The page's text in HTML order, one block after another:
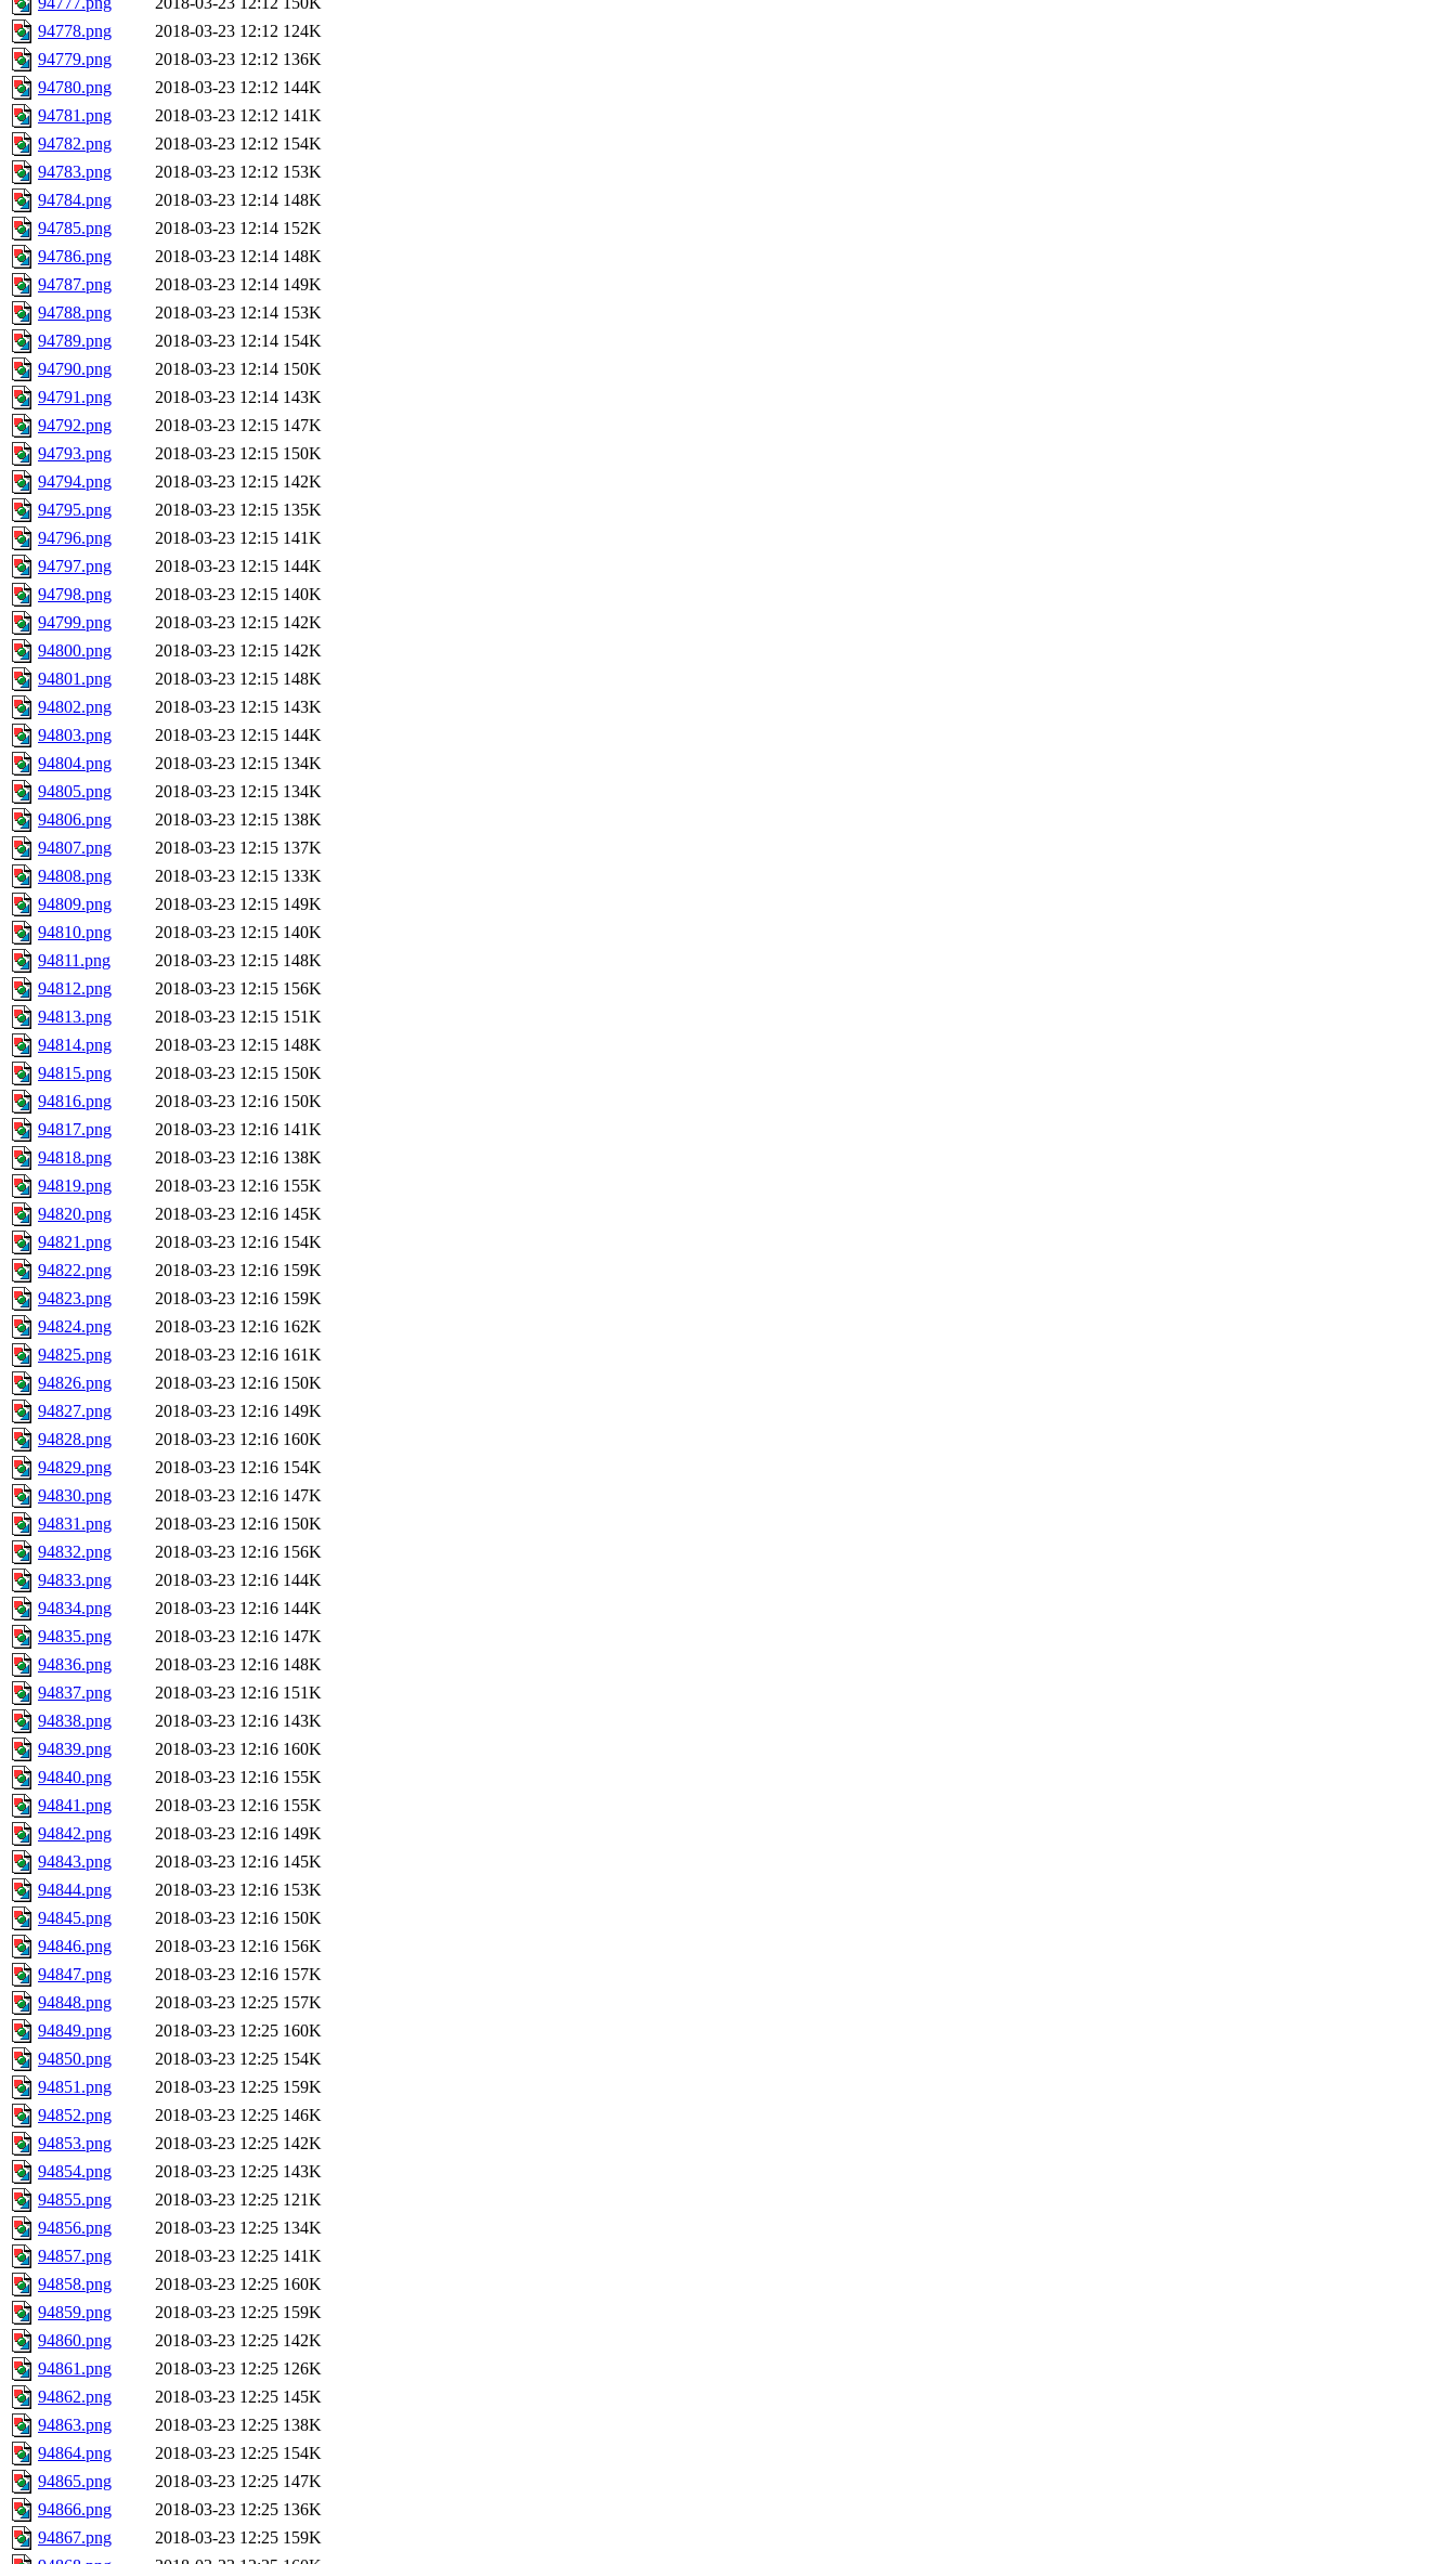
94778.png
2018-03-23 12:12 124K
94779.png
2018-03-23 12:12 136K
94780.png
2018-03-23 12:12 144K
94781.png
2018-03-23 12:12 141K
94782.png
2018-03-23 12:12 154K
94783.png
2018-03-23 12:12 153K
94784.png
2018-03-23 12:14 148K
94785.png
2018-03-23 12:14 152K
94786.png
2018-03-23 12:14 148K
94787.png
2018-03-23 12:14 149K
94788.png
2018-03-23 12:14 153K
94789.png
2018-03-23 12:14 154K
94790.png
2018-03-23 12:14 150K
94791.png
2018-03-23 12:14 143K
94792.png
2018-03-23 12:15 147K
94793.png
2018-03-23 12:15 150K
94794.png
2018-03-23 12:15 142K
94795.png
2018-03-23 12:15 135K
94796.png
2018-03-23 12:15 141K
94797.png
2018-03-23 12:15 144K
94798.png
2018-03-23 12:15 140K
94799.png
2018-03-23 12:15 142K
94800.png
2018-03-23 12:15 142K
94801.png
2018-03-23 12:15 148K
94802.png
2018-03-23 12:15 143K
94803.png
2018-03-23 12:15 144K
94804.png
2018-03-23 12:15 134K
94805.png
2018-03-23 12:15 134K
94806.png
2018-03-23 12:15 138K
94807.png
2018-03-23 12:15 137K
94808.png
2018-03-23 12:15 133K
94809.png
2018-03-23 12:15 149K
94810.png
2018-03-23 12:15 140K
94811.png
2018-03-23 12:15 148K
94812.png
2018-03-23 12:15 156K
94813.png
2018-03-23 12:15 151K
94814.png
2018-03-23 12:15 148K
94815.png
2018-03-23 12:15 150K
94816.png
2018-03-23 12:16 150K
94817.png
2018-03-23 12:16 141K
94818.png
2018-03-23 12:16 138K
94819.png
2018-03-23 12:16 155K
94820.png
2018-03-23 12:16 145K
94821.png
2018-03-23 12:16 154K
94822.png
2018-03-23 12:16 159K
94823.png
2018-03-23 12:16 159K
94824.png
2018-03-23 12:16 162K
94825.png
2018-03-23 12:16 161K
94826.png
2018-03-23 12:16 150K
94827.png
2018-03-23 12:16 149K
94828.png
2018-03-23 12:16 160K
94829.png
2018-03-23 12:16 154K
94830.png
2018-03-23 12:16 147K
94831.png
2018-03-23 12:16 150K
94832.png
2018-03-23 12:16 156K
94833.png
2018-03-23 12:16 144K
94834.png
2018-03-23 12:16 144K
94835.png
2018-03-23 12:16 147K
94836.png
2018-03-23 12:16 148K
94837.png
2018-03-23 12:16 151K
94838.png
2018-03-23 12:16 143K
94839.png
2018-03-23 12:16 160K
94840.png
2018-03-23 12:16 155K
94841.png
2018-03-23 12:16 155K
94842.png
2018-03-23 12:16 149K
94843.png
2018-03-23 12:16 145K
94844.png
2018-03-23 12:16 153K
94845.png
2018-03-23 12:16 150K
94846.png
2018-03-23 12:16 156K
94847.png
2018-03-23 12:16 157K
94848.png
2018-03-23 12:25 157K
94849.png
2018-03-23 12:25 160K
94850.png
2018-03-23 12:25 154K
94851.png
2018-03-23 12:25 159K
94852.png
2018-03-23 12:25 146K
94853.png
2018-03-23 12:25 142K
94854.png
2018-03-23 12:25 143K
94855.png
2018-03-23 12:25 121K
94856.png
2018-03-23 12:25 134K
94857.png
2018-03-23 12:25 141K
94858.png
2018-03-23 12:25 160K
94859.png
2018-03-23 12:25 159K
94860.png
2018-03-23 12:25 142K
94861.png
2018-03-23 12:25 126K
94862.png
2018-03-23 12:25 145K
94863.png
2018-03-23 12:25 138K
94864.png
2018-03-23 12:25 154K
94865.png
2018-03-23 12:25 147K
94866.png
2018-03-23 12:25 136K
94867.png
2018-03-23 12:25 159K